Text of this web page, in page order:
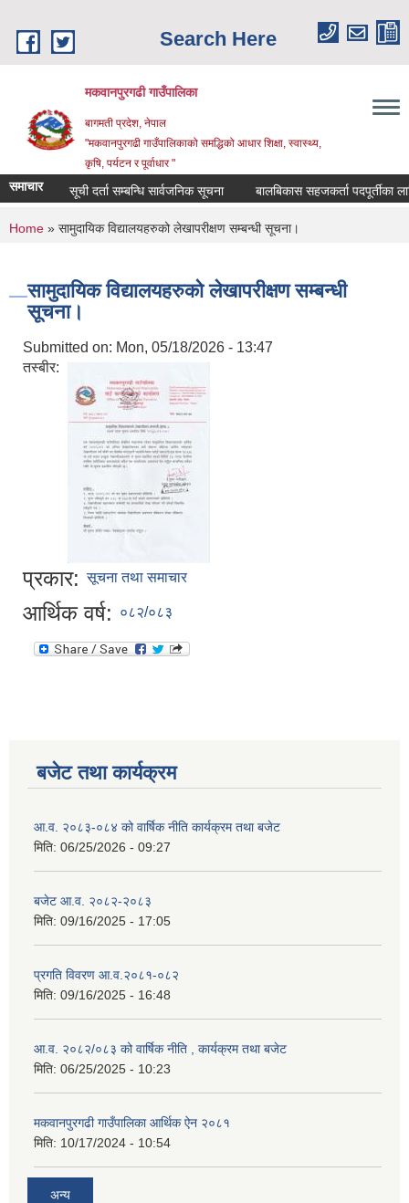
Search Here
मकवानपुरगढी गाउँपालिका
बागमती प्रदेश, नेपाल
"मकवानपुरगढी गाउँपालिकाको समद्धिको आधार शिक्षा, स्‍वास्‍थ्‍य,
कृषि, पर्यटन र पूर्वाधार "
समाचारसूची दर्ता सम्बन्धि सार्वजनिक सूचना बालबिकास सहजकर्ता पदपूर्तीका लागि
You are here
Home » सामुदायिक विद्यालयहरुको लेखापरीक्षण सम्बन्धी सूचना।
सामुदायिक विद्यालयहरुको लेखापरीक्षण सम्बन्धी
सूचना।
Submitted on: Mon, 05/18/2026 - 13:47
तस्बीर:
प्रकार: सूचना तथा समाचार
आर्थिक वर्ष: ०८२/०८३
बजेट तथा कार्यक्रम
आ.व. २०८३-०८४ को वार्षिक नीति कार्यक्रम तथा बजेट
मिति: 06/25/2026 - 09:27
बजेट आ.व. २०८२-२०८३
मिति: 09/16/2025 - 17:05
प्रगति विवरण आ.व.२०८१-०८२
मिति: 09/16/2025 - 16:48
आ.व. २०८२/०८३ को वार्षिक नीति , कार्यक्रम तथा बजेट
मिति: 06/25/2025 - 10:23
मकवानपुरगढी गाउँपालिका आर्थिक ‌‌‌ऐन २०८१
मिति: 10/17/2024 - 10:54
अन्य